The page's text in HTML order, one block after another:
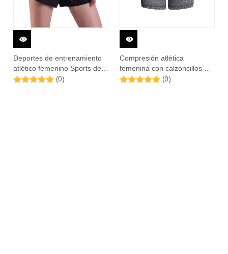
Deportes de entrenamiento
atlético femenino Sports de
secado rápido con bolsillo zip
(0)
Compresión atlética
femenina con calzoncillos de
bolsillo de cremallera
(0)